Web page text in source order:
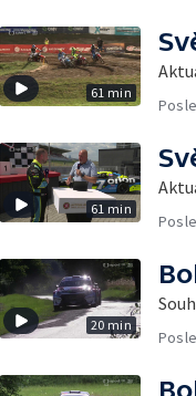
61 min
61 min
20 min